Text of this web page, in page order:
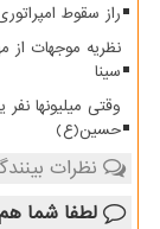
راز سقوط
نظریه موجهات از
سینا
وقتی میلیونها
حسین(ع)
نظرات
لطفا شما